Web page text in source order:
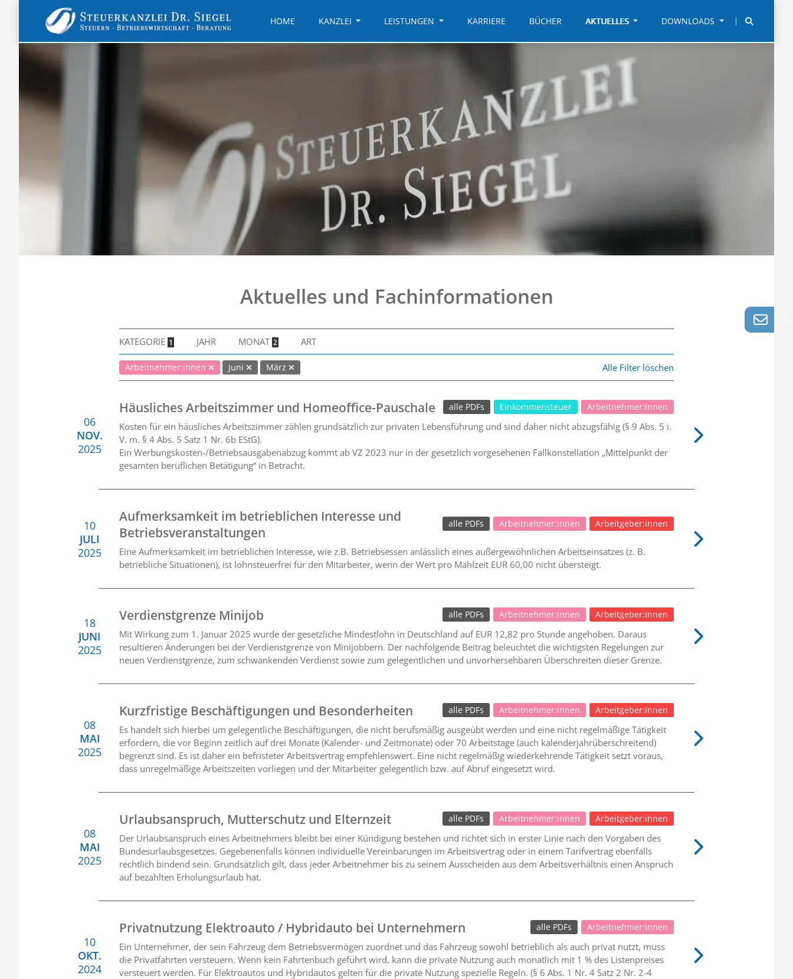
HOME KANZLEI LEISTUNGEN KARRIERE BÜCHER AKTUELLES DOWNLOADS
Aktuelles und Fachinformationen
KATEGORIE 1 JAHR MONAT 2 ART
Arbeitnehmer:innen Juni März Alle Filter löschen
06
NOV.
2025
Häusliches Arbeitszimmer und Homeoffice-Pauschale Arbeitnehmer:innen
Einkommensteuer
alle PDFs
Kosten für ein häusliches Arbeitszimmer zählen grundsätzlich zur privaten Lebensführung und sind daher nicht abzugsfähig (§ 9 Abs. 5 i.
V. m. § 4 Abs. 5 Satz 1 Nr. 6b EStG).
Ein Werbungskosten-/Betriebsausgabenabzug kommt ab VZ 2023 nur in der gesetzlich vorgesehenen Fallkonstellation „Mittelpunkt der
gesamten beruflichen Betätigung“ in Betracht.
10
JULI
2025
Aufmerksamkeit im betrieblichen Interesse und
Betriebsveranstaltungen
Arbeitgeber:innen
Arbeitnehmer:innen
alle PDFs
Eine Aufmerksamkeit im betrieblichen Interesse, wie z.B. Betriebsessen anlässlich eines außergewöhnlichen Arbeitseinsatzes (z. B.
betriebliche Situationen), ist lohnsteuerfrei für den Mitarbeiter, wenn der Wert pro Mahlzeit EUR 60,00 nicht übersteigt.
18
JUNI
2025
Verdienstgrenze Minijob Arbeitgeber:innen
Arbeitnehmer:innen
alle PDFs
Mit Wirkung zum 1. Januar 2025 wurde der gesetzliche Mindestlohn in Deutschland auf EUR 12,82 pro Stunde angehoben. Daraus
resultieren Änderungen bei der Verdienstgrenze von Minijobbern. Der nachfolgende Beitrag beleuchtet die wichtigsten Regelungen zur
neuen Verdienstgrenze, zum schwankenden Verdienst sowie zum gelegentlichen und unvorhersehbaren Überschreiten dieser Grenze.
08
MAI
2025
Kurzfristige Beschäftigungen und Besonderheiten Arbeitgeber:innen
Arbeitnehmer:innen
alle PDFs
Es handelt sich hierbei um gelegentliche Beschäftigungen, die nicht berufsmäßig ausgeübt werden und eine nicht regelmäßige Tätigkeit
erfordern, die vor Beginn zeitlich auf drei Monate (Kalender- und Zeitmonate) oder 70 Arbeitstage (auch kalenderjahrüberschreitend)
begrenzt sind. Es ist daher ein befristeter Arbeitsvertrag empfehlenswert. Eine nicht regelmäßig wiederkehrende Tätigkeit setzt voraus,
dass unregelmäßige Arbeitszeiten vorliegen und der Mitarbeiter gelegentlich bzw. auf Abruf eingesetzt wird.
08
MAI
2025
Urlaubsanspruch, Mutterschutz und Elternzeit Arbeitgeber:innen
Arbeitnehmer:innen
alle PDFs
Der Urlaubsanspruch eines Arbeitnehmers bleibt bei einer Kündigung bestehen und richtet sich in erster Linie nach den Vorgaben des
Bundesurlaubsgesetzes. Gegebenenfalls können individuelle Vereinbarungen im Arbeitsvertrag oder in einem Tarifvertrag ebenfalls
rechtlich bindend sein. Grundsätzlich gilt, dass jeder Arbeitnehmer bis zu seinem Ausscheiden aus dem Arbeitsverhältnis einen Anspruch
auf bezahlten Erholungsurlaub hat.
10
OKT.
2024
Privatnutzung Elektroauto / Hybridauto bei Unternehmern Arbeitnehmer:innen
alle PDFs
Ein Unternehmer, der sein Fahrzeug dem Betriebsvermögen zuordnet und das Fahrzeug sowohl betrieblich als auch privat nutzt, muss
die Privatfahrten versteuern. Wenn kein Fahrtenbuch geführt wird, kann die private Nutzung auch monatlich mit 1 % des Listenpreises
versteuert werden. Für Elektroautos und Hybridautos gelten für die private Nutzung spezielle Regeln. (§ 6 Abs. 1 Nr. 4 Satz 2 Nr. 2-4